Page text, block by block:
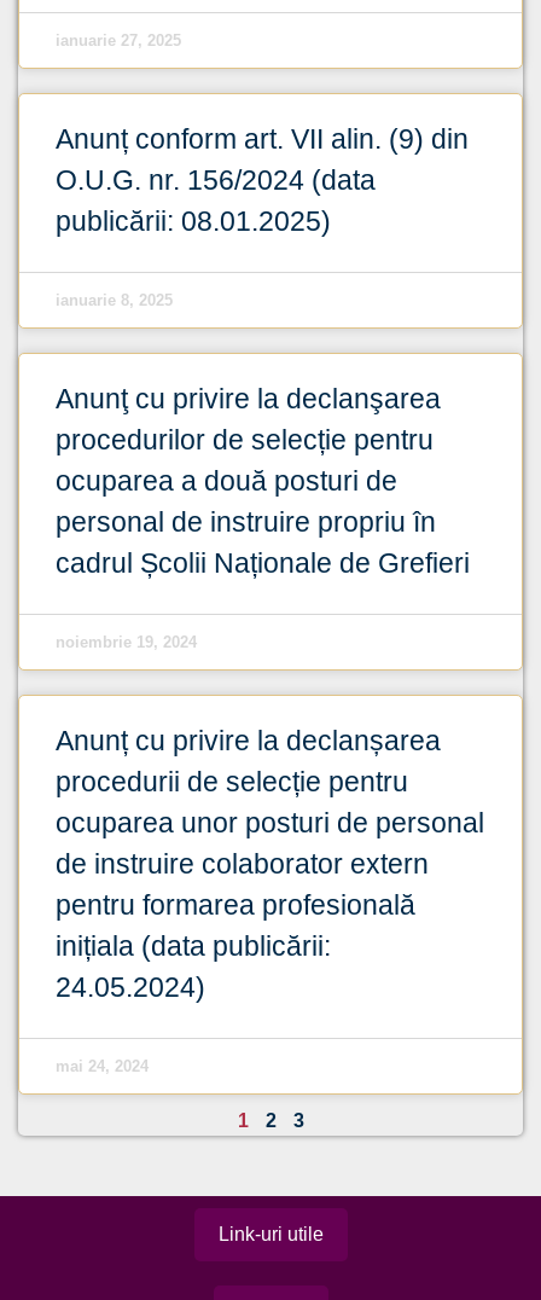
ianuarie 27, 2025
Anunț conform art. VII alin. (9) din
O.U.G. nr. 156/2024 (data
publicării: 08.01.2025)
ianuarie 8, 2025
Anunţ cu privire la declanşarea
procedurilor de selecție pentru
ocuparea a două posturi de
personal de instruire propriu în
cadrul Școlii Naționale de Grefieri
noiembrie 19, 2024
Anunț cu privire la declanșarea
procedurii de selecție pentru
ocuparea unor posturi de personal
de instruire colaborator extern
pentru formarea profesională
inițiala (data publicării:
24.05.2024)
mai 24, 2024
1 2 3
Link-uri utile